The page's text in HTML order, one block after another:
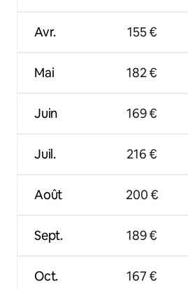
Avr.
Mai
Juin
Juil.
Août
Sept.
Oct.
155 €
182 €
169 €
216 €
200 €
189 €
167 €